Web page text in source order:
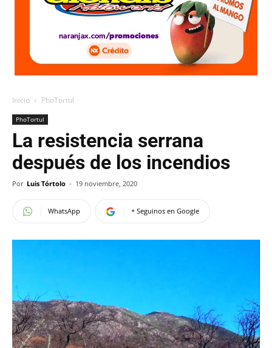
Inicio PhoTortul
PhoTortul
La resistencia serrana
después de los incendios
Por Luis Tórtolo - 19 noviembre, 2020
WhatsApp + Seguinos en Google